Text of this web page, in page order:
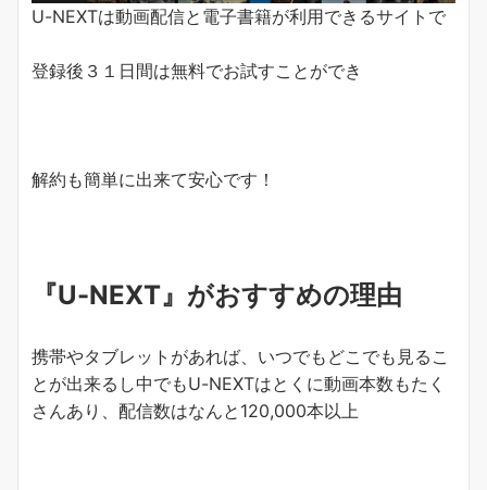
U-NEXTは動画配信と電子書籍が利用できるサイトで
登録後３１日間は無料でお試すことができ
解約も簡単に出来て安心です！
『U-NEXT』がおすすめの理由
携帯やタブレットがあれば、いつでもどこでも見るこ
とが出来るし中でもU-NEXTはとくに動画本数もたく
さんあり、配信数はなんと 120,000本以上